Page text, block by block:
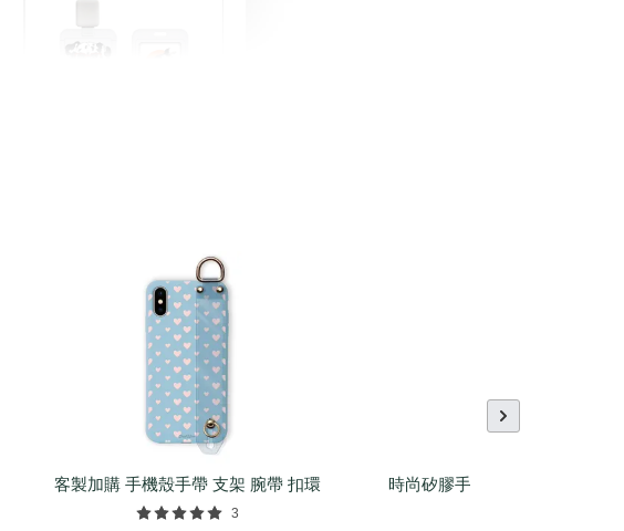
- +
加入購物車
客製加購 手機殼手帶 支架 腕帶 扣環
3
時尚矽膠手環（基本/麻花/菱紋